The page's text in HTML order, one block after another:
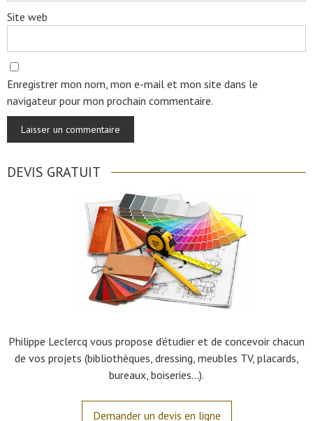
Site web
Enregistrer mon nom, mon e-mail et mon site dans le
navigateur pour mon prochain commentaire.
DEVIS GRATUIT
Philippe Leclercq vous propose d’étudier et de concevoir chacun
de vos projets (bibliothèques, dressing, meubles TV, placards,
bureaux, boiseries…).
Demander un devis en ligne